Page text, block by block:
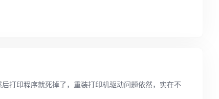
打印程序就死掉了，重装打印机驱动问题依然，实在不